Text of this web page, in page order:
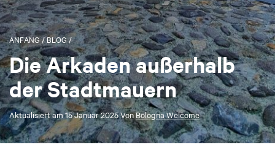
ANFANG/BLOG/
Die Arkaden außerhalb
der Stadtmauern
Aktualisiert am15 Januar 2025VonBologna Welcome